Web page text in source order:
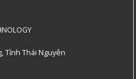
Tỉnh Thái Nguyên